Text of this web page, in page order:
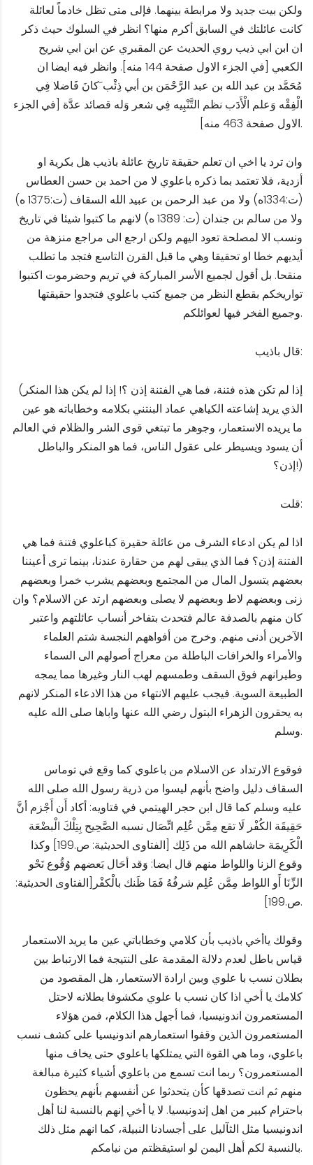
ولكن بيت جديد ولا مرابطة بينهما. فإلى متى تظل خادماً لعائلة
كانت عائلتك في السابق أكرم منها؟ انظر في السلوك حيث ذكر
ان ابن ابي ذيب روي الحديث عن المقبري عن ابن ابي شريح
الكعبي [في الجزء الاول صفحة 144 منه]. وانظر فيه ايضا ان
مُحَمَّد بن عبد الله بن عبد الرَّحْمَن بن أبي ذِئْب َكانَ فَاضلا فِي
الْفِقْه وَعلم الْأَدَب نظم التَّنْبِيه فِي شعر وَله قصائد عدَّة [في الجزء
الاول صفحة 463 منه].
وان ترد يا اخي ان تعلم حقيقة تاريخ عائلة باذيب هل بكرية او
أزدية، فلا تعتمد بما ذكره باعلوي لا من احمد بن حسن العطاس
(ت:1334ه) ولا من عبد الرحمن بن عبيد الله السقاف (ت:1375 ه)
ولا من سالم بن جندان (ت: 1389 ه) لانهم ما كتبوا شيئا في تاريخ
ونسب الا لمصلحة تعود اليهم ولكن ارجع الى مراجع منزهة من
أيديهم خطا او تحقيقا وهي ما قبل القرن التاسع فتجد ما تطلب
منقحا. بل أقول لجميع الأسر المباركة في تريم وحضرموت اكتبوا
تواريخكم بقطع النظر من جميع كتب باعلوي فتجدوا حقيقتها
وجميع الفخر فيها لعوائلكم.
قال باذيب:
(إذا لم تكن هذه فتنة، فما هي الفتنة إذن ؟! إذا لم يكن هذا المنكر
الذي يريد إشاعته الكياهي عماد البنتني بكلامه وخطاباته هو عين
ما يريده الاستعمار، وجوهر ما تبتغي قوى الشر والظلام في العالم
أن يسود ويسيطر على عقول الناس، فما هو المنكر والباطل
إذن؟!)
قلت:
اذا لم يكن ادعاء الشرف من عائلة حقيرة كباعلوي فتنة فما هي
الفتنة إذن؟ فما الذي يبقى لهم من حقارة عندنا، بينما ترى أعيننا
بعضهم يتسول المال من المجتمع وبعضهم يشرب خمرا وبعضهم
زنى وبعضهم لاط وبعضهم لا يصلى وبعضهم ارتد عن الاسلام؟ وان
كان منهم بالصدفة عالم فتحدث بتفاخر أنساب عائلتهم واعتبر
الآخرين أدنى منهم. وخرج من أفواههم النجسة شتم العلماء
والأمراء والخرافات الباطلة من معراج أصولهم الى السماء
وطيرانهم فوق السقف وطمسهم لهب النار وغيرها مما يمجه
الطبيعة السوية. فيجب عليهم الانتهاء من هذا الادعاء المنكر لانهم
به يحقرون الزهراء البتول رضي الله عنها واباها صلى الله عليه
وسلم.
فوقوع الارتداد عن الاسلام من باعلوي كما وقع في توماس
السقاف دليل واضح بأنهم ليسوا من ذرية رسول الله صلى الله
عليه وسلم كما قال ابن حجر الهيتمي في فتاويه: أكاد أَن أَجْزم أنَّ
حَقِيقَة الكُفْر لَا تقع مِمَّن عُلِم اتِّصَال نسبه الصَّحِيح بِتِلْكَ الْبضْعَة
الْكَرِيمَة حاشاهم الله من ذَلِك [الفتاوى الحديثية: ص.199] وكذا
وقوع الزنا واللواط منهم قال ايضا: وَقد أحَال بَعضهم وُقُوع نَحْو
الزِّنَا أَو اللواط مِمَّن عُلِم شرفُهُ فَمَا ظَنك بالْكفْر[الفتاوى الحديثية:
ص.199].
وقولك ياأخي باذيب بأن كلامي وخطاباتي عين ما يريد الاستعمار
قياس باطل لعدم دلالة المقدمة على النتيجة فما الارتباط بين
بطلان نسب با علوي وبين ارادة الاستعمار، هل المقصود من
كلامك يا أخي اذا كان نسب با علوي مكشوفا بطلانه لاحتل
المستعمرون اندونيسيا، فما أجهل هذا الكلام، فمن هؤلاء
المستعمرون الذين وقفوا استعمارهم اندونيسيا على كشف نسب
باعلوي، وما هي القوة التي يمتلكها باعلوي حتى يخاف منها
المستعمرون؟ ربما انت تسمع من باعلوي أشياء كثيرة مبالغة
منهم ثم انت تصدقها كأن يتحدثوا عن أنفسهم بأنهم يحظون
باحترام كبير من اهل إندونيسيا. لا يا أخي إنهم بالنسبة لنا أهل
اندونيسيا مثل الثآليل على أجسادنا النبيلة، كما انهم مثل ذلك
بالنسبة لكم أهل اليمن لو استيقظتم من نيامكم.